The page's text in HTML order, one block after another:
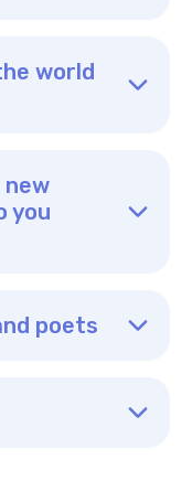
world
new
you
poets